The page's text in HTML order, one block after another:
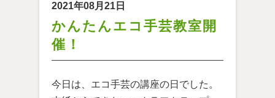
2021年08月21日
かんたんエコ手芸教室開
催！
今日は、エコ手芸の講座の日でした。